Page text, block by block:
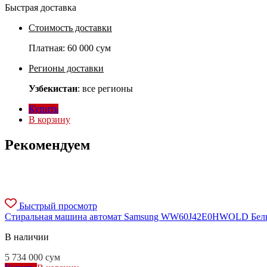
Быстрая доставка
Стоимость доставки
Платная: 60 000 сум
Регионы доставки
Узбекистан: все регионы
Купить
В корзину
Рекомендуем
Быстрый просмотр
Стиральная машина автомат Samsung WW60J42E0HWOLD
В наличии
5 734 000 сум